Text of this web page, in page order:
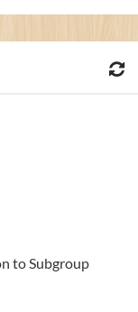
to Subgroup